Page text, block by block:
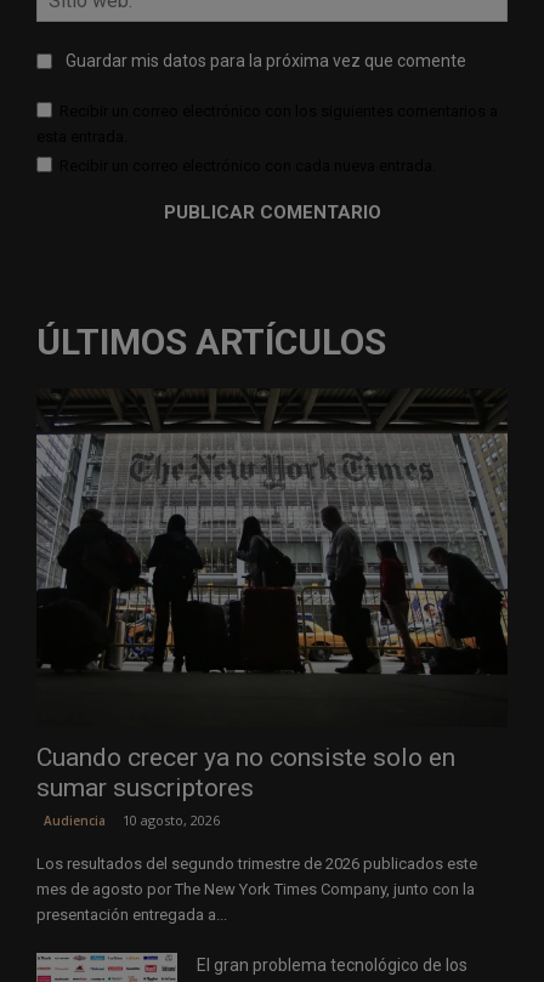
Guardar mis datos para la próxima vez que comente
ÚLTIMOS ARTÍCULOS
Cuando crecer ya no consiste solo en
sumar suscriptores
Audiencia 10 agosto, 2026
Los resultados del segundo trimestre de 2026 publicados este
mes de agosto por The New York Times Company, junto con la
presentación entregada a...
El gran problema tecnológico de los